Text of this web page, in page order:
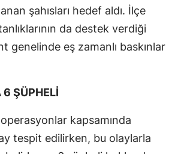
şahısları hedef aldı. İlçe
da destek verdiği
genelinde eş zamanlı baskınlar
6 ŞÜPHELİ
kapsamında
tespit edilirken, bu olaylarla